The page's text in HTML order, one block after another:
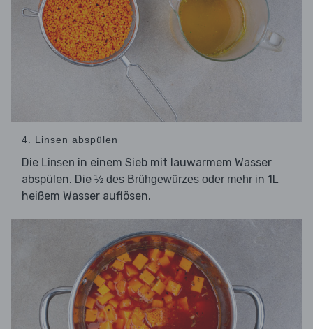
4. Linsen abspülen
Die Linsen in einem Sieb mit lauwarmem Wasser
abspülen. Die ½ des Brühgewürzes oder mehr in 1L
heißem Wasser auflösen.